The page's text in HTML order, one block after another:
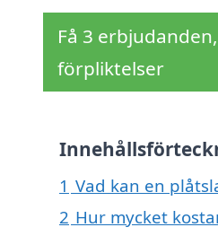
Få 3
förpliktelser
1 Vad kan en
2 Hur mycket